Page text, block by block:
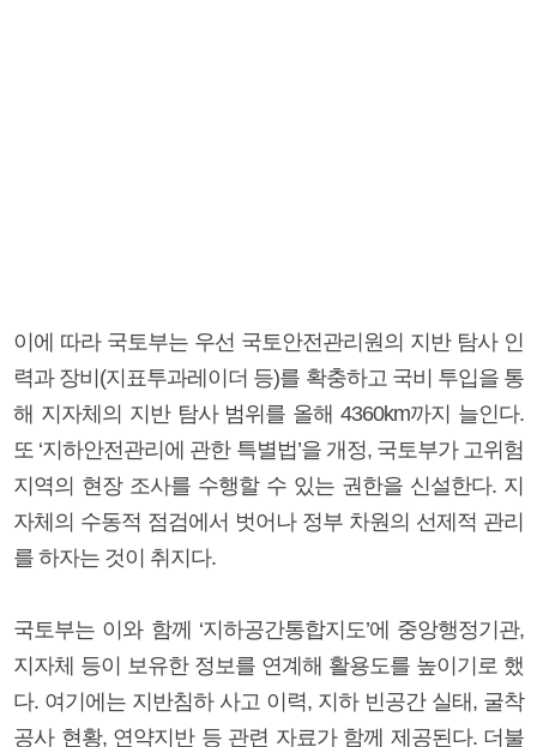
이에 따라 국토부는 우선 국토안전관리원의 지반 탐사 인
력과 장비(지표투과레이더 등)를 확충하고 국비 투입을 통
해 지자체의 지반 탐사 범위를 올해 4360km까지 늘인다.
또 ‘지하안전관리에 관한 특별법’을 개정, 국토부가 고위험
지역의 현장 조사를 수행할 수 있는 권한을 신설한다. 지
자체의 수동적 점검에서 벗어나 정부 차원의 선제적 관리
를 하자는 것이 취지다.
국토부는 이와 함께 ‘지하공간통합지도’에 중앙행정기관,
지자체 등이 보유한 정보를 연계해 활용도를 높이기로 했
다. 여기에는 지반침하 사고 이력, 지하 빈공간 실태, 굴착
공사 현황, 연약지반 등 관련 자료가 함께 제공된다. 더불